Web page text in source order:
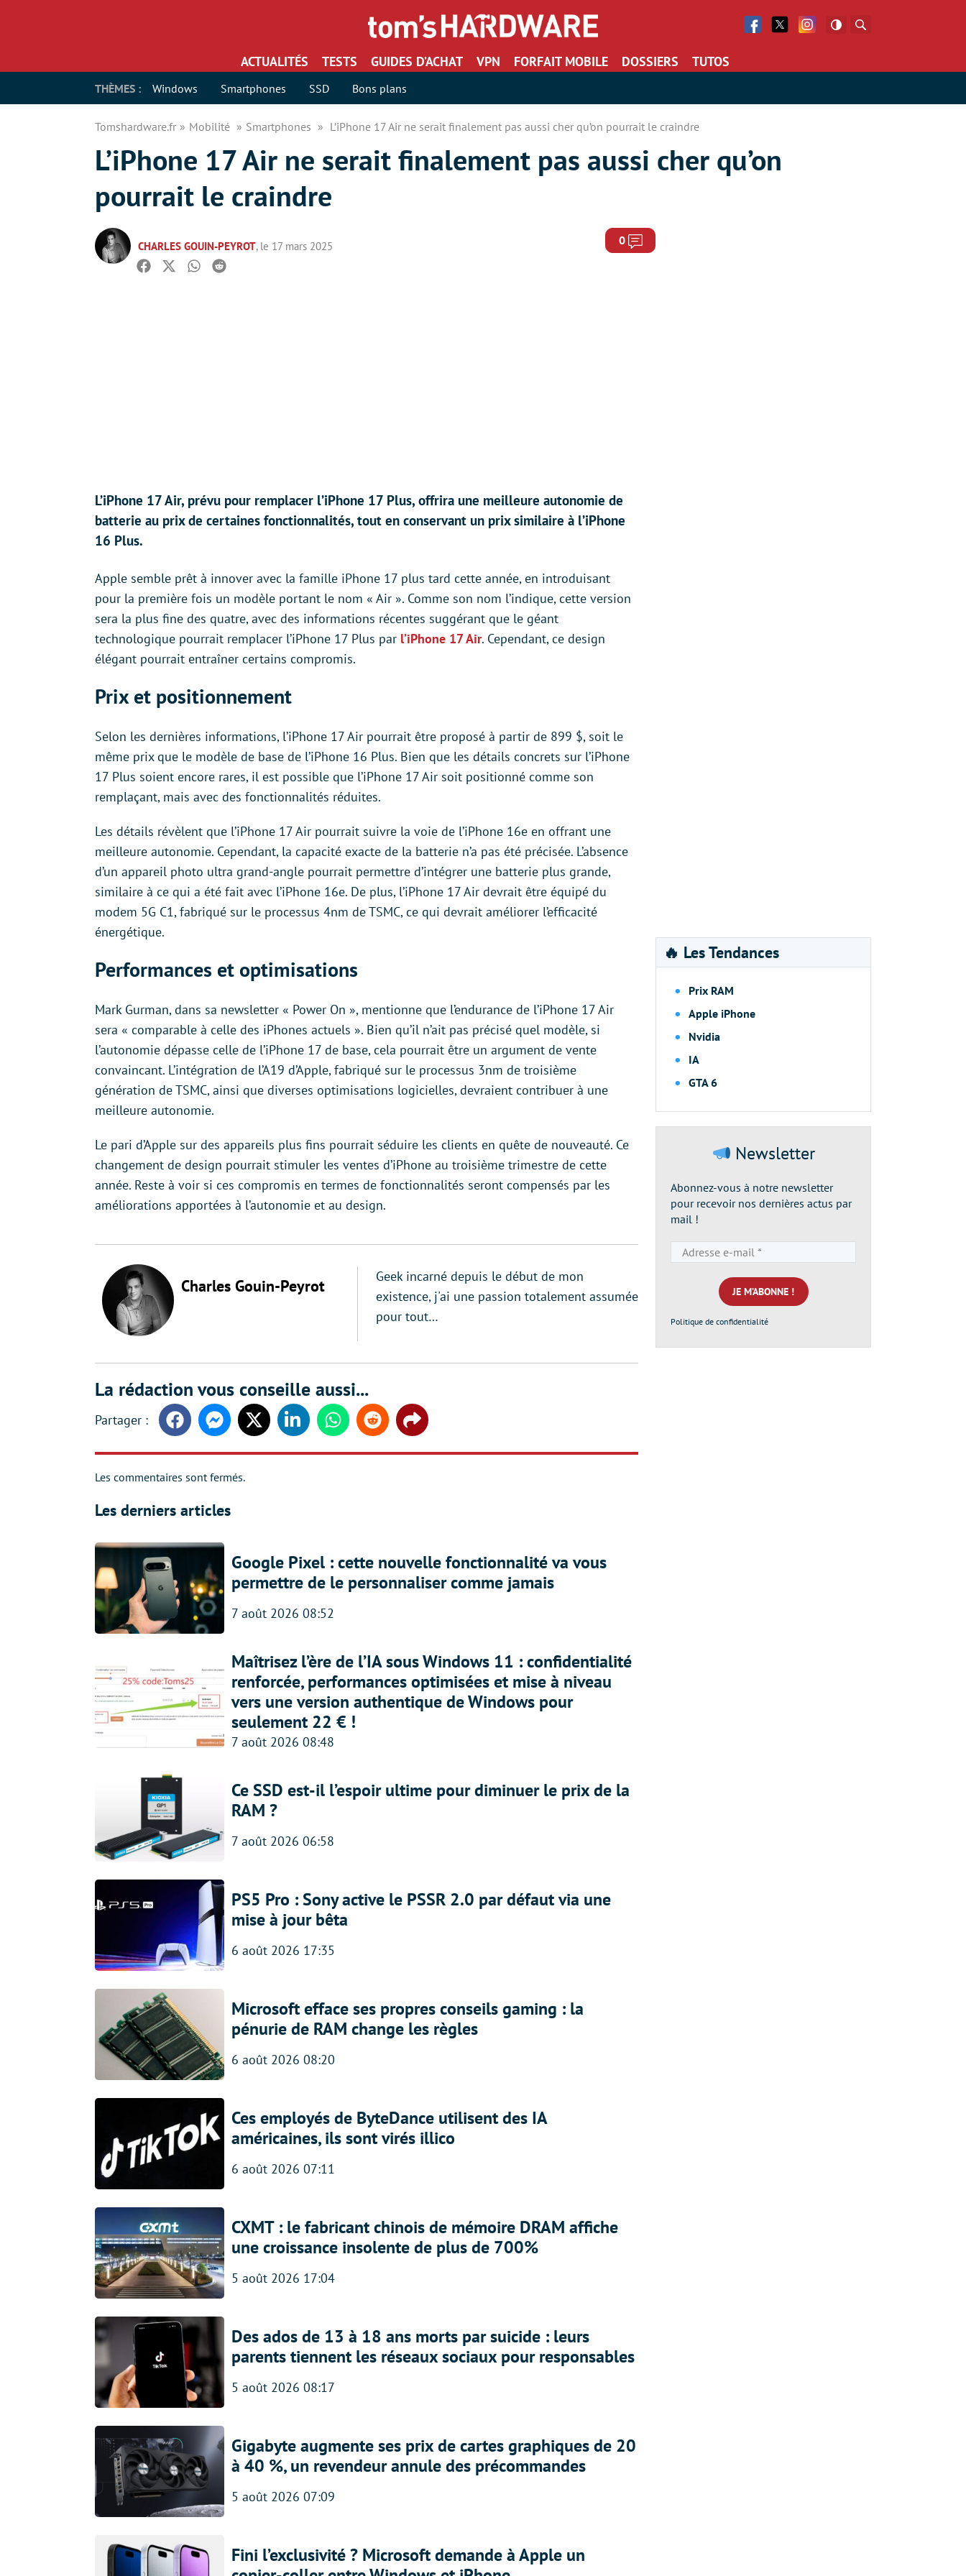
Facebook
Twitter Facebook
ACTUALITÉS TESTS GUIDES D’ACHAT VPN FORFAIT MOBILE DOSSIERS TUTOS
THÈMES : Windows Smartphones SSD Bons plans
Tomshardware.fr Mobilité Smartphones L’iPhone 17 Air ne serait finalement pas aussi cher qu’on pourrait le craindre
L’iPhone 17 Air ne serait finalement pas aussi cher qu’on
pourrait le craindre
CHARLES GOUIN-PEYROT, le 17 mars 2025 0 Commentaires
Facebook
TwitterWhatsapp
Reddit
L’iPhone 17 Air, prévu pour remplacer l’iPhone 17 Plus, offrira une meilleure autonomie de
batterie au prix de certaines fonctionnalités, tout en conservant un prix similaire à l’iPhone
16 Plus.
Apple semble prêt à innover avec la famille iPhone 17 plus tard cette année, en introduisant
pour la première fois un modèle portant le nom « Air ». Comme son nom l’indique, cette version
sera la plus fine des quatre, avec des informations récentes suggérant que le géant
technologique pourrait remplacer l’iPhone 17 Plus par l’iPhone 17 Air. Cependant, ce design
élégant pourrait entraîner certains compromis.
Prix et positionnement
Selon les dernières informations, l’iPhone 17 Air pourrait être proposé à partir de 899 $, soit le
même prix que le modèle de base de l’iPhone 16 Plus. Bien que les détails concrets sur l’iPhone
17 Plus soient encore rares, il est possible que l’iPhone 17 Air soit positionné comme son
remplaçant, mais avec des fonctionnalités réduites.
Les détails révèlent que l’iPhone 17 Air pourrait suivre la voie de l’iPhone 16e en offrant une
meilleure autonomie. Cependant, la capacité exacte de la batterie n’a pas été précisée. L’absence
d’un appareil photo ultra grand-angle pourrait permettre d’intégrer une batterie plus grande,
similaire à ce qui a été fait avec l’iPhone 16e. De plus, l’iPhone 17 Air devrait être équipé du
modem 5G C1, fabriqué sur le processus 4nm de TSMC, ce qui devrait améliorer l’efficacité
énergétique.
Performances et optimisations
Mark Gurman, dans sa newsletter « Power On », mentionne que l’endurance de l’iPhone 17 Air
sera « comparable à celle des iPhones actuels ». Bien qu’il n’ait pas précisé quel modèle, si
l’autonomie dépasse celle de l’iPhone 17 de base, cela pourrait être un argument de vente
convaincant. L’intégration de l’A19 d’Apple, fabriqué sur le processus 3nm de troisième
génération de TSMC, ainsi que diverses optimisations logicielles, devraient contribuer à une
meilleure autonomie.
Le pari d’Apple sur des appareils plus fins pourrait séduire les clients en quête de nouveauté. Ce
changement de design pourrait stimuler les ventes d’iPhone au troisième trimestre de cette
année. Reste à voir si ces compromis en termes de fonctionnalités seront compensés par les
améliorations apportées à l’autonomie et au design.
Charles Gouin-Peyrot
Geek incarné depuis le début de mon
existence, j'ai une passion totalement assumée
pour tout…
La rédaction vous conseille aussi...
FacebookMessengerTwitter LinkedinWhatsappReddit Share
Les commentaires sont fermés.
Les derniers articles
Google Pixel : cette nouvelle fonctionnalité va vous
permettre de le personnaliser comme jamais
7 août 2026 08:52
Maîtrisez l’ère de l’IA sous Windows 11 : confidentialité
renforcée, performances optimisées et mise à niveau
vers une version authentique de Windows pour
seulement 22 € !
7 août 2026 08:48
Ce SSD est-il l’espoir ultime pour diminuer le prix de la
RAM ?
7 août 2026 06:58
PS5 Pro : Sony active le PSSR 2.0 par défaut via une
mise à jour bêta
6 août 2026 17:35
Microsoft efface ses propres conseils gaming : la
pénurie de RAM change les règles
6 août 2026 08:20
Ces employés de ByteDance utilisent des IA
américaines, ils sont virés illico
6 août 2026 07:11
CXMT : le fabricant chinois de mémoire DRAM affiche
une croissance insolente de plus de 700%
5 août 2026 17:04
Des ados de 13 à 18 ans morts par suicide : leurs
parents tiennent les réseaux sociaux pour responsables
5 août 2026 08:17
Gigabyte augmente ses prix de cartes graphiques de 20
à 40 %, un revendeur annule des précommandes
5 août 2026 07:09
Fini l’exclusivité ? Microsoft demande à Apple un
🔥 Les Tendances
Prix RAM
Apple iPhone
Nvidia
IA
GTA 6
Newsletter
Abonnez-vous à notre newsletter
pour recevoir nos dernières actus par
mail !
e-
mail
*
Politique de confidentialité